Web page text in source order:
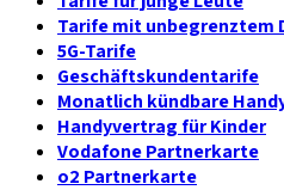
Tarife mit unbegrenztem
5G-Tarife
Geschäftskundentarife
Monatlich kündbare
Handyvertrag für Kinder
Vodafone Partnerkarte
o2 Partnerkarte